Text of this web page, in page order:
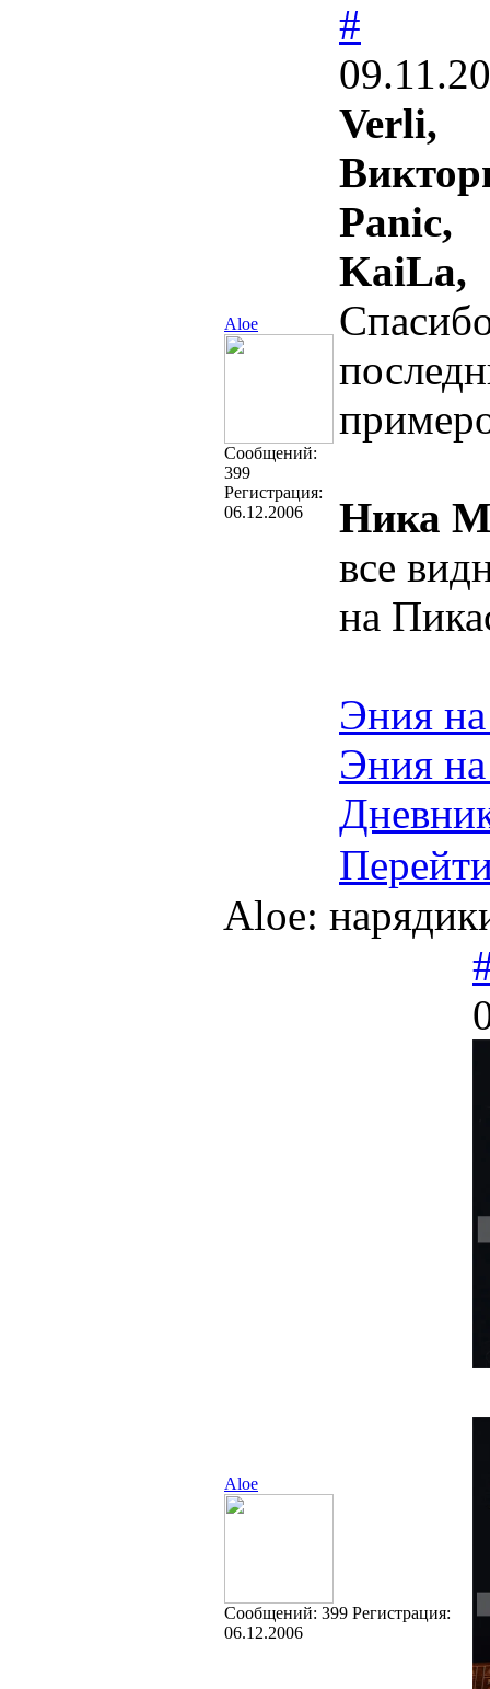
Aloe
Cообщений:
399
Регистрация:
06.12.2006
#
Verli,
Panic,
KaiLa,
Ника
все
на
Эния
Эния
Aloe:
Aloe
Cообщений: 399 Регистрация:
06.12.2006